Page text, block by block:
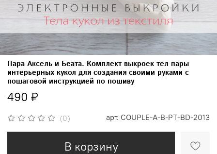
(0) арт. COUPLE-A-B-PT-BD-2013
Пара Аксель и Беата. Комплект выкроек тел пары
интерьерных кукол для создания своими руками с
пошаговой инструкцией по пошиву
490 ₽
В корзину